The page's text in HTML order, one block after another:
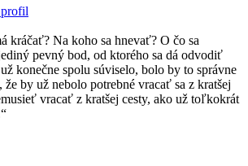
kráčať? Na koho sa hnevať? O čo sa
pevný bod, od ktorého sa dá odvodiť
konečne spolu súviselo, bolo by to správne
by už nebolo potrebné vracať sa z kratšej
vracať z kratšej cesty, ako už toľkokrát